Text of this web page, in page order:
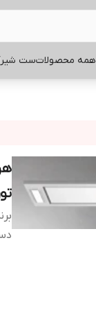
همه محصولاتست